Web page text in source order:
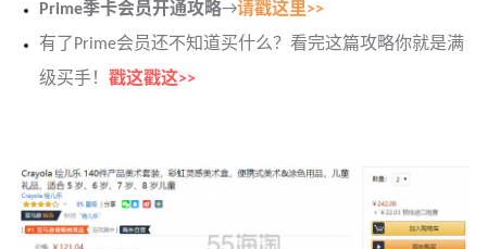
Prime季卡会员开通攻略→请戳这里>>
有了Prime会员还不知道买什么？看完这篇攻略你就是满
级买手！ 戳这戳这>>